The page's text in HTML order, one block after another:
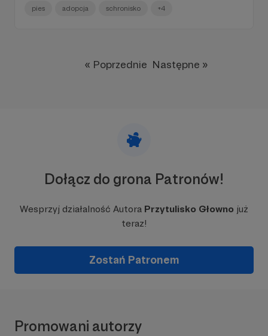
pies adopcja schronisko +4
« Poprzednie Następne »
Dołącz do grona Patronów!
Wesprzyj działalność Autora Przytulisko Głowno już
teraz!
Zostań Patronem
Promowani autorzy